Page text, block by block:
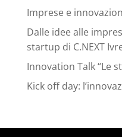
Imprese e
Dalle idee alle
startup di C.NEXT
Innovation Talk “Le
Kick off day: